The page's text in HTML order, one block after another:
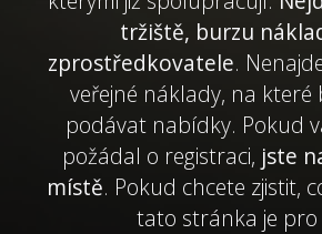
tržiště, burzu
zprostředkovatele.
veřejné náklady, na které
podávat nabídky. Pokud
požádal o registraci, jste
místě. Pokud chcete zjistit,
tato stránka je pro